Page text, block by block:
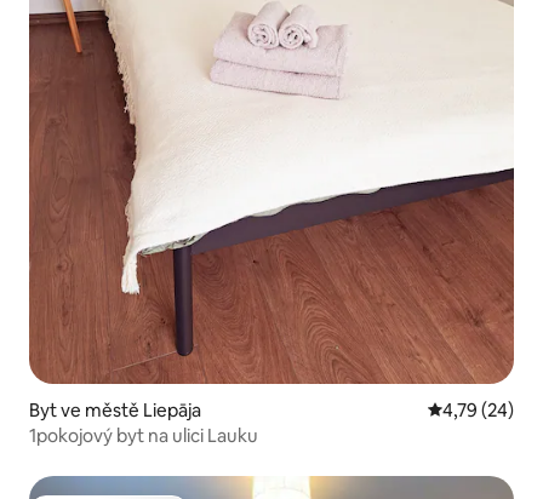
Byt ve městě Liepāja Průměrné
4,79 (24)
1pokojový byt na ulici Lauku